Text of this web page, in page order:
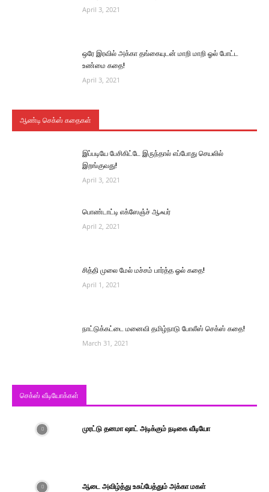
April 3, 2021
ஒரே இரவில் அக்கா தங்கையுடன் மாறி மாறி ஓல் போட்ட
உண்மை கதை!
April 3, 2021
ஆண்டி செக்ஸ் கதைகள்
இப்படியே பேசிகிட்டே இருந்தால் எப்போது செயலில்
இறங்குவது!
April 3, 2021
பொண்டாட்டி எக்ஸேஞ்ச் ஆஃபர்
April 2, 2021
சித்தி முலை மேல் மச்சம் பார்த்த ஓல் கதை!
April 1, 2021
நாட்டுக்கட்டை மனைவி தமிழ்நாடு போலீஸ் செக்ஸ் கதை!
March 31, 2021
செக்ஸ் வீடியோக்கள்
முரட்டு தனமா ஷாட் அடிக்கும் நடிகை வீடியோ
ஆடை அவிழ்த்து உசுப்பேத்தும் அக்கா மகள்